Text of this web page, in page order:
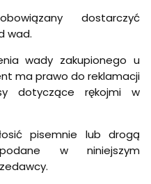
dostarczyć
wad.
wady zakupionego u
ma prawo do reklamacji
dotyczące rękojmi w
pisemnie lub drogą
w niniejszym